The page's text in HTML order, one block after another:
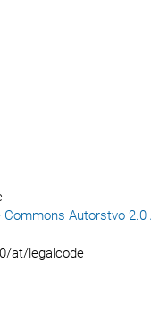
Commons Autorstvo
at/legalcode